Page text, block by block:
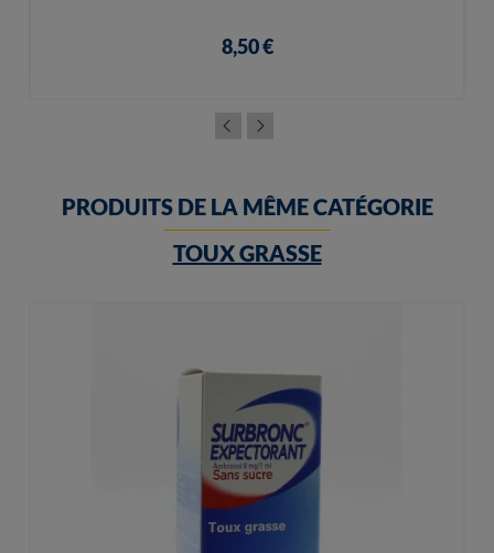
8,50 €
PRODUITS DE LA MÊME CATÉGORIE
TOUX GRASSE